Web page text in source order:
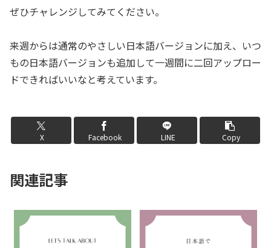
EMBED
ぜひチャレンジしてみてください。
来週からは通常のやさしい日本語バージョンに加え、いつ
もの日本語バージョンも追加して一週間に二回アップロー
ドできればいいなと考えています。
X Facebook LINE Copy
関連記事